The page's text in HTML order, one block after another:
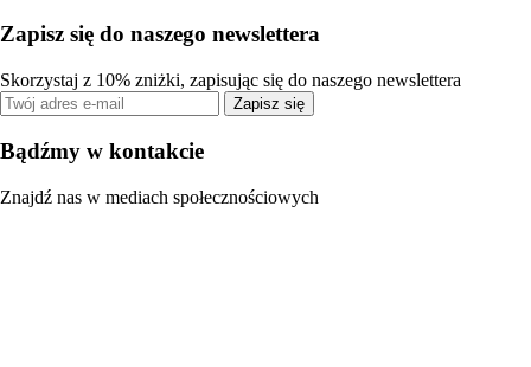
Zapisz się do naszego newslettera
Skorzystaj z 10% zniżki, zapisując się do naszego newslettera
Zapisz się
Bądźmy w kontakcie
Znajdź nas w mediach społecznościowych